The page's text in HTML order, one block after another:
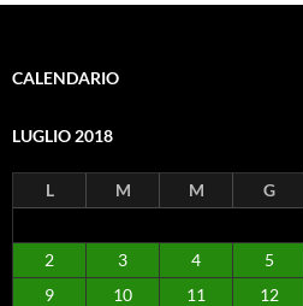
CALENDARIO
LUGLIO 2018
L M M G
2
3 4 5
9
10 11 12